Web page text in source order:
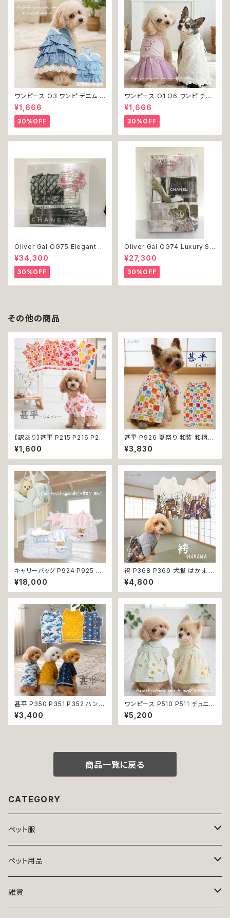
ワンピース O3 ワンピ デニム プ
リーツ レース 女の子 犬 犬服
小型 猫 服 洋服 ペット dog ド
ッグウェア おしゃれ かわいい 返
品交換不可
¥1,666
30%OFF
ワンピース O1 O6 ワンピ チュ
ール レース 花 フラワー 女の子
犬 犬服 小型 猫 服 洋服 ペット
dog ドッグウェア おしゃれ かわ
いい 返品交換不可
¥1,666
30%OFF
Oliver Gal OG75 Elegant E
ssentials Paris 絵 アート イ
ンテリア お祝い 贈り物 プレゼ
ント 結婚 新築 開店 周年 バー
スデイ 誕生日 ご褒美
¥34,300
30%OFF
Oliver Gal OG74 Luxury St
acked Shoes Rose Giftbo
x 絵 アート インテリア お祝い
贈り物 プレゼント 結婚 新築 開
店 周年 バースデイ 誕生日 ご褒
美
¥27,300
30%OFF
その他の商品
【訳あり】甚平 P215 P216 P21
7 P218 ドッグウエア ドックウェ
ア 女の子 ピンク ホワイト フラ
ワー 花柄 桜 水風船 祭り 極小
の服 犬洋服 犬の洋服 洋服 お
しゃれ かわいい 可愛い 和装 和
柄 古風 伝統 日本 夏 返品交換
不可
¥1,600
甚平 P926 夏祭り 和装 和柄
古風 伝統 日本 夏 ハンドメイド
ドッグウエア ドックウェア 男の
子 極小 小型犬 犬 猫 ペット 服
洋服 おしゃれ かわいい 可愛い
返品交換不可
¥3,830
キャリーバッグ P924 P925 キ
ャリーケース ショルダーバッグ
ボストンバッグ お出掛け 散歩
旅行 避難用 防災 犬 猫 ペット
¥18,000
袴 P368 P369 犬服 はかま イ
エロー パープル 和柄 うさぎ リ
ボントップス ボトムス ドッグウェ
ア ドッグ ウェア ドッグウエア 犬
無料 返品交換不可
¥4,800
甚平 P350 P351 P352 ハンド
メイド ホワイト ネイビー カラシ
イエロー とんぼ ドッグ ウェア
ドッグウエア 犬 猫 ペット 服 犬
料 返品交換不可
¥3,400
ワンピース P510 P511 チュニッ
クワンピース ワンピ ハイウエス
ト ハンドメイド お揃い 犬服 猫
服 ドックウェア ドッグウエア ナ
小型 小型犬 おしゃれ かわいい
品交換不可
¥5,200
商品一覧に戻る
CATEGORY
ペット服
トップス
ニット
ボトムス
ペット用品
ベッド
雑貨